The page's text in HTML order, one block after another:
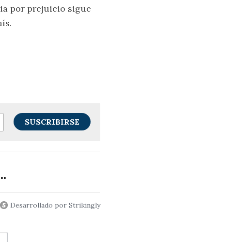
por prejuicio sigue
SUSCRIBIRSE
Desarrollado por Strikingly